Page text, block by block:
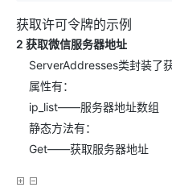
获取许可令牌的示例
2 获取微信服务器地址
ServerAddresses类封装了
属性有：
ip_list——服务器地址数组
静态方法有：
Get——获取服务器地址